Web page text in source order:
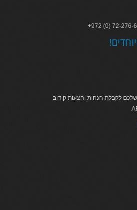
שלכם לקבלת הנחות והצעות קידום